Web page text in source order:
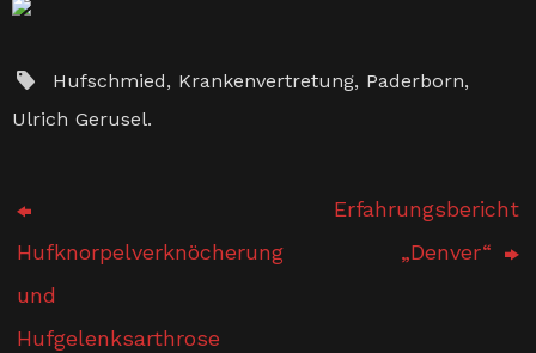
Hufschmied, Krankenvertretung, Paderborn,
Ulrich Gerusel.
Hufknorpelverknöcherung
und
Hufgelenksarthrose
Erfahrungsbericht
„Denver“